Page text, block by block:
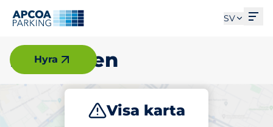
SV
Hägersten
Visa karta
Hyra
Parkera Ladda